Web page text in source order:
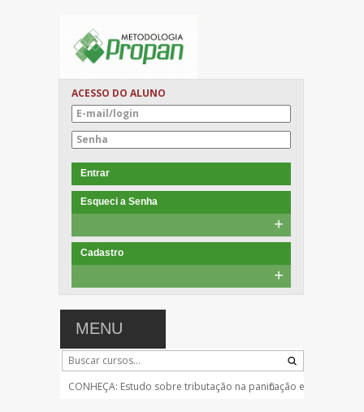
ACESSO DO ALUNO
Entrar
Esqueci a Senha
+
Cadastro
+
MENU
CONHEÇA: Estudo sobre tributação na panificação e